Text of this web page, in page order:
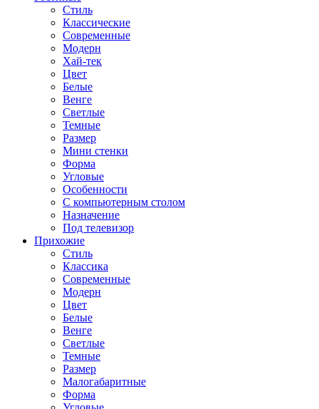
Стиль
Классические
Современные
Модерн
Хай-тек
Цвет
Белые
Венге
Светлые
Темные
Размер
Мини стенки
Форма
Угловые
Особенности
С компьютерным столом
Назначение
Под телевизор
Прихожие
Стиль
Классика
Современные
Модерн
Цвет
Белые
Венге
Светлые
Темные
Размер
Малогабаритные
Форма